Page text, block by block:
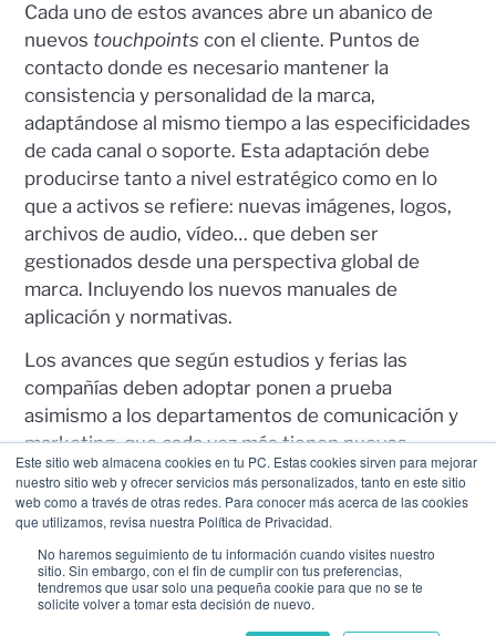
Este sitio web almacena cookies en tu PC. Estas cookies sirven para mejorar
nuestro sitio web y ofrecer servicios más personalizados, tanto en este sitio
web como a través de otras redes. Para conocer más acerca de las cookies
que utilizamos, revisa nuestra Política de Privacidad.
No haremos seguimiento de tu información cuando visites nuestro
sitio. Sin embargo, con el fin de cumplir con tus preferencias,
tendremos que usar solo una pequeña cookie para que no se te
solicite volver a tomar esta decisión de nuevo.
Cada uno de estos avances abre un abanico de
nuevos touchpointscon el cliente. Puntos de
contacto donde es necesario mantener la
consistencia y personalidad de la marca,
adaptándose al mismo tiempo a las especificidades
de cada canal o soporte. Esta adaptación debe
producirse tanto a nivel estratégico como en lo
que a activos se refiere: nuevas imágenes, logos,
archivos de audio, vídeo… que deben ser
gestionados desde una perspectiva global de
marca. Incluyendo los nuevos manuales de
aplicación y normativas.
Los avances que según estudios y ferias las
compañías deben adoptar ponen a prueba
asimismo a los departamentos de comunicación y
marketing, que cada vez más tienen nuevos
frentes, servicios y productos que comunicar y
promocionar. Aparecen nuevospartnersy
departamentos con los que coordinarse para la
puesta en marcha y desarrollo de planes
específicos y para la obtención del material
adecuado.